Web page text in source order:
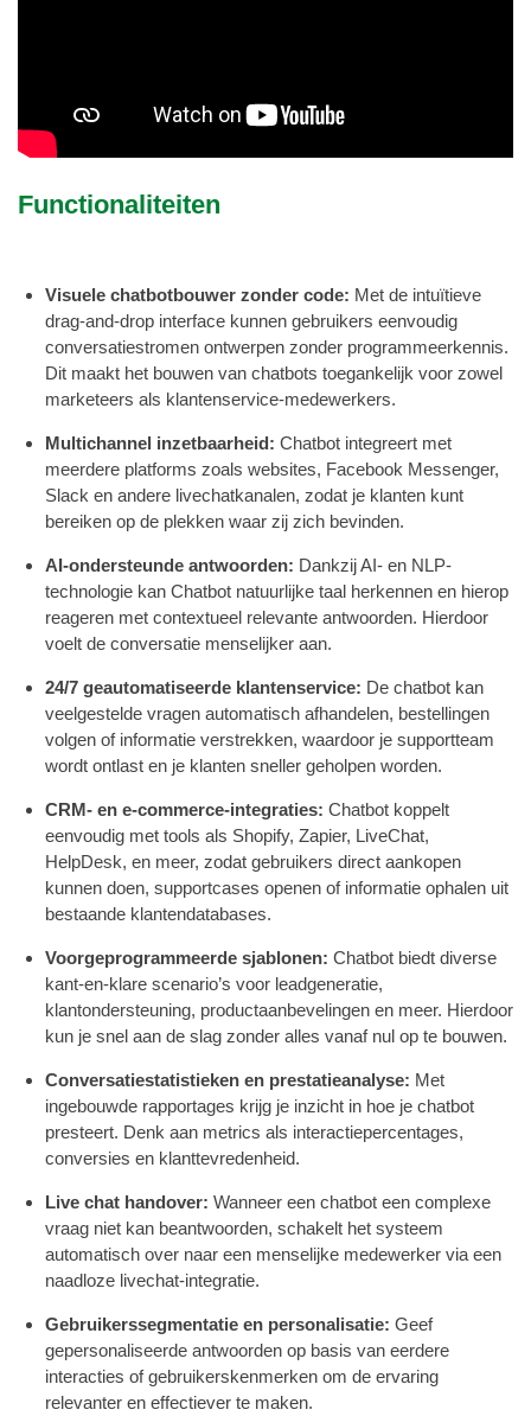
Functionaliteiten
Visuele chatbotbouwer zonder code: Met de intuïtieve
drag-and-drop interface kunnen gebruikers eenvoudig
conversatiestromen ontwerpen zonder programmeerkennis.
Dit maakt het bouwen van chatbots toegankelijk voor zowel
marketeers als klantenservice-medewerkers.
Multichannel inzetbaarheid: Chatbot integreert met
meerdere platforms zoals websites, Facebook Messenger,
Slack en andere livechatkanalen, zodat je klanten kunt
bereiken op de plekken waar zij zich bevinden.
AI-ondersteunde antwoorden: Dankzij AI- en NLP-
technologie kan Chatbot natuurlijke taal herkennen en hierop
reageren met contextueel relevante antwoorden. Hierdoor
voelt de conversatie menselijker aan.
24/7 geautomatiseerde klantenservice: De chatbot kan
veelgestelde vragen automatisch afhandelen, bestellingen
volgen of informatie verstrekken, waardoor je supportteam
wordt ontlast en je klanten sneller geholpen worden.
CRM- en e-commerce-integraties: Chatbot koppelt
eenvoudig met tools als Shopify, Zapier, LiveChat,
HelpDesk, en meer, zodat gebruikers direct aankopen
kunnen doen, supportcases openen of informatie ophalen uit
bestaande klantendatabases.
Voorgeprogrammeerde sjablonen: Chatbot biedt diverse
kant-en-klare scenario’s voor leadgeneratie,
klantondersteuning, productaanbevelingen en meer. Hierdoor
kun je snel aan de slag zonder alles vanaf nul op te bouwen.
Conversatiestatistieken en prestatieanalyse: Met
ingebouwde rapportages krijg je inzicht in hoe je chatbot
presteert. Denk aan metrics als interactiepercentages,
conversies en klanttevredenheid.
Live chat handover: Wanneer een chatbot een complexe
vraag niet kan beantwoorden, schakelt het systeem
automatisch over naar een menselijke medewerker via een
naadloze livechat-integratie.
Gebruikerssegmentatie en personalisatie: Geef
gepersonaliseerde antwoorden op basis van eerdere
interacties of gebruikerskenmerken om de ervaring
relevanter en effectiever te maken.